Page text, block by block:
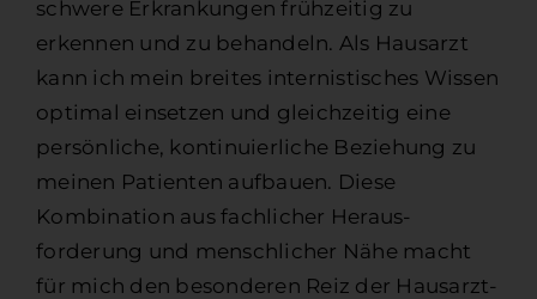
schwere Erkrankungen frühzeitig zu
erkennen und zu behandeln. Als Haus­arzt
kann ich mein breites inter­nistisches Wissen
optimal einsetzen und gleich­zeitig eine
persönliche, kontinuierliche Beziehung zu
meinen Patienten aufbauen. Diese
Kombination aus fachlicher Heraus­
forderung und menschlicher Nähe macht
für mich den besonderen Reiz der Hausarzt­